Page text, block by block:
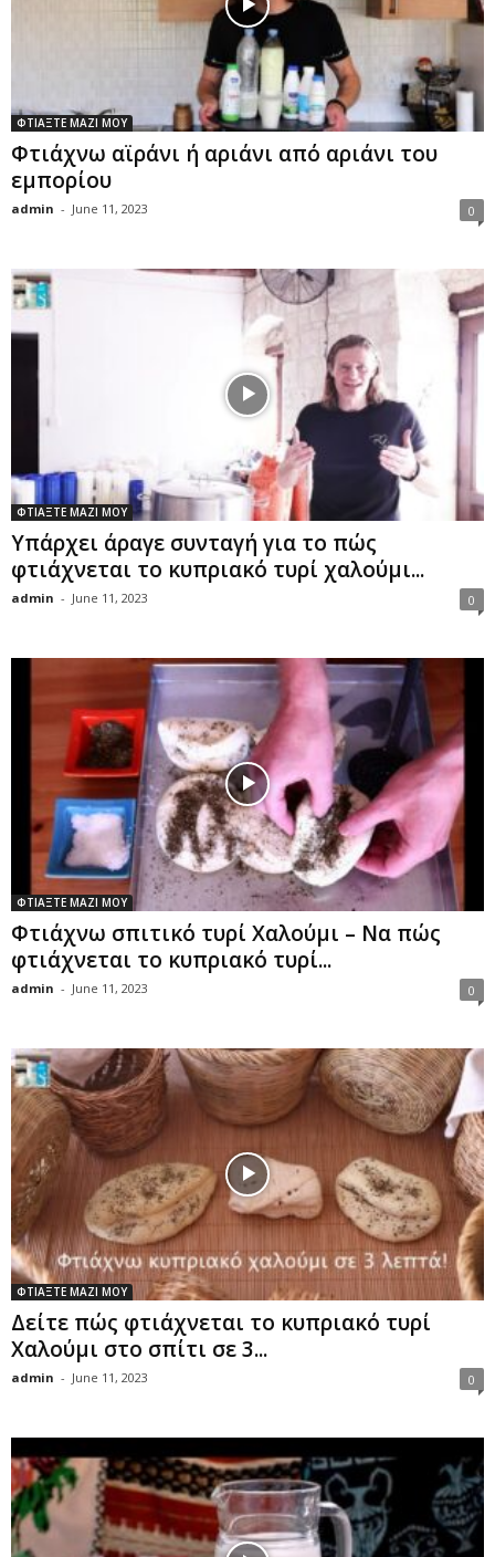
ΦΤΙΑΞΤΕ ΜΑΖΙ ΜΟΥ
Φτιάχνω αϊράνι ή αριάνι από αριάνι του
εμπορίου
admin - June 11, 2023 0
ΦΤΙΑΞΤΕ ΜΑΖΙ ΜΟΥ
Υπάρχει άραγε συνταγή για το πώς
φτιάχνεται το κυπριακό τυρί χαλούμι...
admin - June 11, 2023 0
ΦΤΙΑΞΤΕ ΜΑΖΙ ΜΟΥ
Φτιάχνω σπιτικό τυρί Χαλούμι – Να πώς
φτιάχνεται το κυπριακό τυρί...
admin - June 11, 2023 0
ΦΤΙΑΞΤΕ ΜΑΖΙ ΜΟΥ
Δείτε πώς φτιάχνεται το κυπριακό τυρί
Χαλούμι στο σπίτι σε 3...
admin - June 11, 2023 0